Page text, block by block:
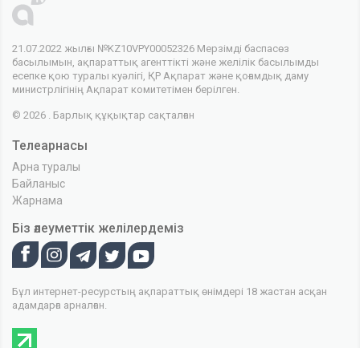
21.07.2022 жылғы №KZ10VPY00052326 Мерзімді баспасөз
басылымын, ақпараттық агенттікті және желілік басылымды
есепке қою туралы куәлігі, ҚР Ақпарат және қоғамдық даму
министрлігінің Ақпарат комитетімен берілген.
© 2026 . Барлық құқықтар сақталған
Телеарнасы
Арна туралы
Байланыс
Жарнама
Біз әлеуметтік желілердеміз
Бұл интернет-ресурстың ақпараттық өнімдері 18 жастан асқан
адамдарға арналған.